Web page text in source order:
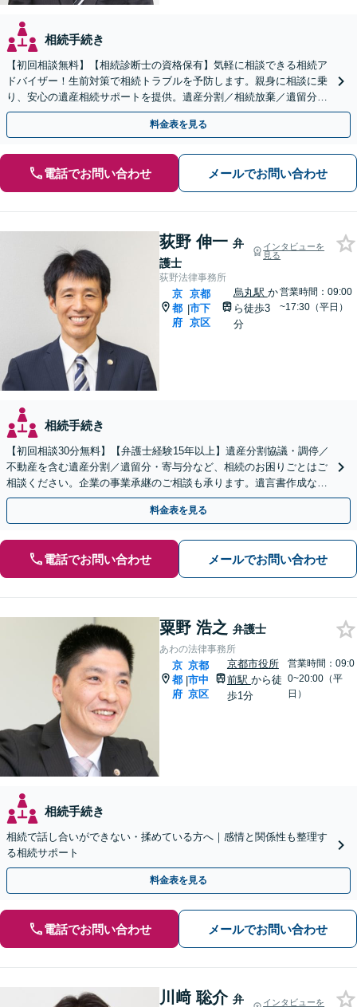
相続手続き
【初回相談無料】【相続診断士の資格保有】気軽に相談できる相続ア
ドバイザー！生前対策で相続トラブルを予防します。親身に相談に乗
り、安心の遺産相続サポートを提供。遺産分割／相続放棄／遺留分も
お任せ！【出張サポート】【完全個室】【丸太町駅6分】
料金表を見る
電話でお問い合わせ メールでお問い合わせ
荻野 伸一 弁
護士
インタビューを
見る
荻野法律事務所
京
都
府
|
京都
市下
京区
烏丸駅 か
ら徒歩3
分
営業時間：09:00
~17:30（平日）
相続手続き
【初回相談30分無料】【弁護士経験15年以上】遺産分割協議・調停／
不動産を含む遺産分割／遺留分・寄与分など、相続のお困りごとはご
相談ください。企業の事業承継のご相談も承ります。遺言書作成など
生前対策もサポート【烏丸駅3分】【Web面談可】
料金表を見る
電話でお問い合わせ メールでお問い合わせ
粟野 浩之 弁護士
あわの法律事務所
京
都
府
|
京都
市中
京区
京都市役所
前駅 から徒
歩1分
営業時間：09:0
0~20:00（平
日）
相続手続き
相続で話し合いができない・揉めている方へ｜感情と関係性も整理す
る相続サポート
料金表を見る
電話でお問い合わせ メールでお問い合わせ
川﨑 聡介 弁
インタビューを